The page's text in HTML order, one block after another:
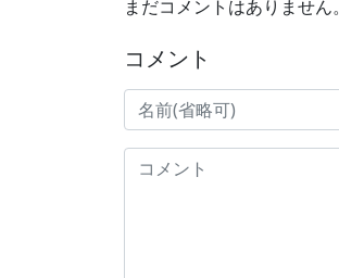
まだコメントはありません。
コメント